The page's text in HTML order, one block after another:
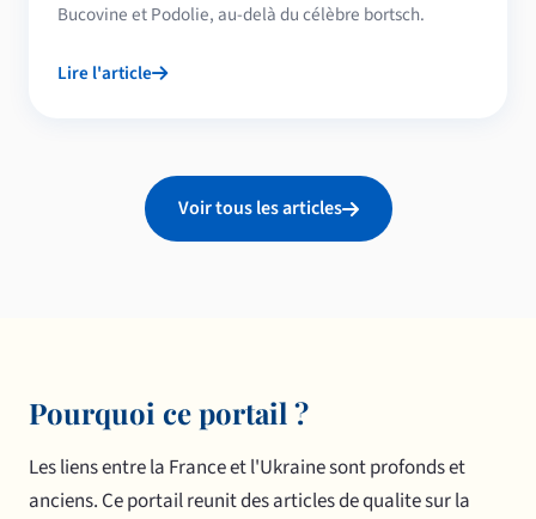
Bucovine et Podolie, au-delà du célèbre bortsch.
Lire l'article
Voir tous les articles
Pourquoi ce portail ?
Les liens entre la France et l'Ukraine sont profonds et
anciens. Ce portail reunit des articles de qualite sur la